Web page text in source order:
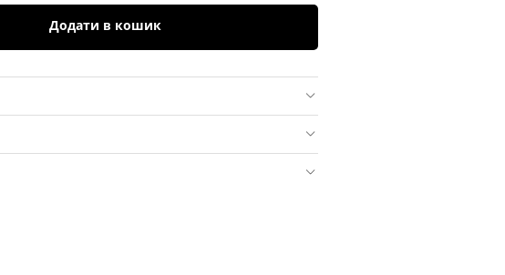
Додати в кошик